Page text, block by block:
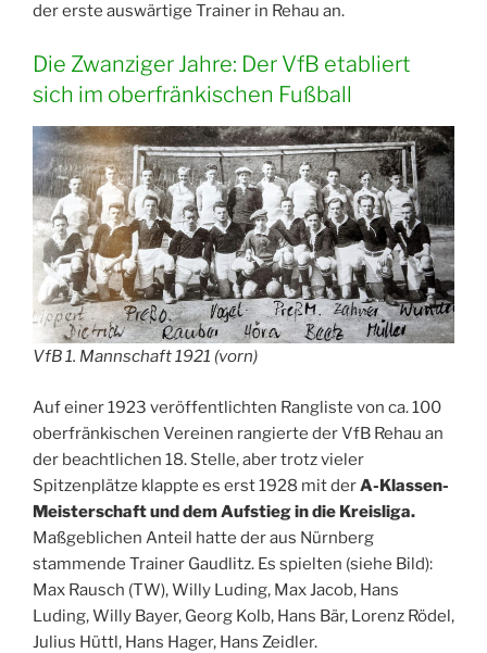
der erste auswärtige Trainer in Rehau an.
Die Zwanziger Jahre: Der VfB etabliert
sich im oberfränkischen Fußball
VfB 1. Mannschaft 1921 (vorn)
Auf einer 1923 veröffentlichten Rangliste von ca. 100
oberfränkischen Vereinen rangierte der VfB Rehau an
der beachtlichen 18. Stelle, aber trotz vieler
Spitzenplätze klappte es erst 1928 mit derA-Klassen-
Meisterschaft und dem Aufstieg in die Kreisliga.
Maßgeblichen Anteil hatte der aus Nürnberg
stammende Trainer Gaudlitz. Es spielten (siehe Bild):
Max Rausch (TW), Willy Luding, Max Jacob, Hans
Luding, Willy Bayer, Georg Kolb, Hans Bär, Lorenz Rödel,
Julius Hüttl, Hans Hager, Hans Zeidler.